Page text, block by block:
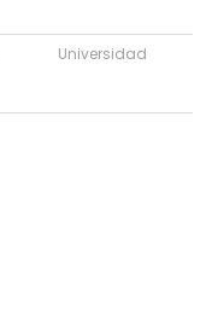
Universidad